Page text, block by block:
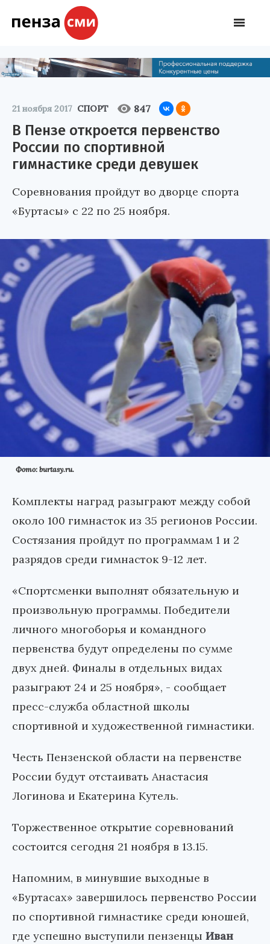
21 ноября 2017 СПОРТ 847
В Пензе откроется первенство
России по спортивной
гимнастике среди девушек
Соревнования пройдут во дворце спорта
«Буртасы» с 22 по 25 ноября.
Фото: burtasy.ru.
Комплекты наград разыграют между собой
около 100 гимнасток из 35 регионов России.
Состязания пройдут по программам 1 и 2
разрядов среди гимнасток 9-12 лет.
«Спортсменки выполнят обязательную и
произвольную программы. Победители
личного многоборья и командного
первенства будут определены по сумме
двух дней. Финалы в отдельных видах
разыграют 24 и 25 ноября», - сообщает
пресс-служба областной школы
спортивной и художественной гимнастики.
Честь Пензенской области на первенстве
России будут отстаивать Анастасия
Логинова и Екатерина Кутель.
Торжественное открытие соревнований
состоится сегодня 21 ноября в 13.15.
Напомним, в минувшие выходные в
«Буртасах» завершилось первенство России
по спортивной гимнастике среди юношей,
где успешно выступили пензенцы Иван